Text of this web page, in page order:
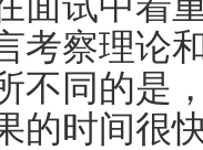
考察理论
不同的是
的时间很